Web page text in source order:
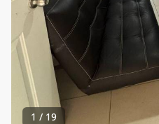
1 / 19